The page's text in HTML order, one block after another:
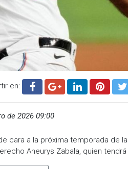
en:
de 2026 09:00
cara a la próxima temporada de
Aneurys Zabala, quien